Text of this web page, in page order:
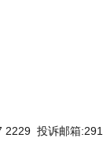
2229 投诉邮箱